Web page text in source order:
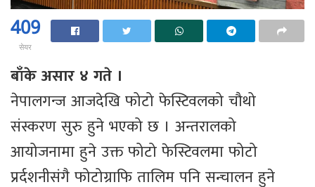
409
सेयर
बाँके असार ४ गते ।
नेपालगन्ज आजदेखि फोटो फेस्टिवलको चौथो
संस्करण सुरु हुने भएको छ । अन्तरालको
आयोजनामा हुने उक्त फोटो फेस्टिवलमा फोटो
प्रर्दशनीसंगै फोटोग्राफि तालिम पनि सन्चालन हुने